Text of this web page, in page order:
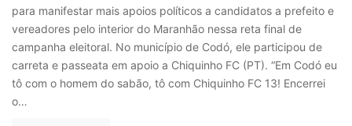
para manifestar mais apoios políticos a candidatos a prefeito e
vereadores pelo interior do Maranhão nessa reta final de
campanha eleitoral. No município de Codó, ele participou de
carreta e passeata em apoio a Chiquinho FC (PT). “Em Codó eu
tô com o homem do sabão, tô com Chiquinho FC 13! Encerrei
o…